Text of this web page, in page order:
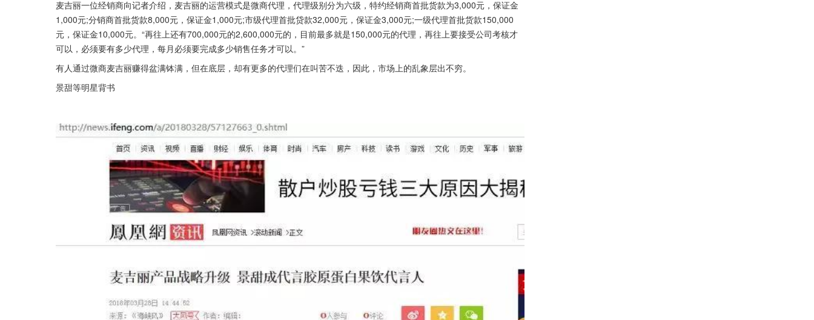
麦吉丽一位经销商向记者介绍，麦吉丽的运营模式是微商代理，代理级别分为六级，特约经销商首批货款为3,000元，保证金
1,000元;分销商首批货款8,000元，保证金1,000元;市级代理首批贷款32,000元，保证金3,000元;一级代理首批货款150,000
元，保证金10,000元。“再往上还有700,000元的2,600,000元的，目前最多就是150,000元的代理，再往上要接受公司考核才
可以，必须要有多少代理，每月必须要完成多少销售任务才可以。”
有人通过微商麦吉丽赚得盆满钵满，但在底层，却有更多的代理们在叫苦不迭，因此，市场上的乱象层出不穷。
景甜等明星背书